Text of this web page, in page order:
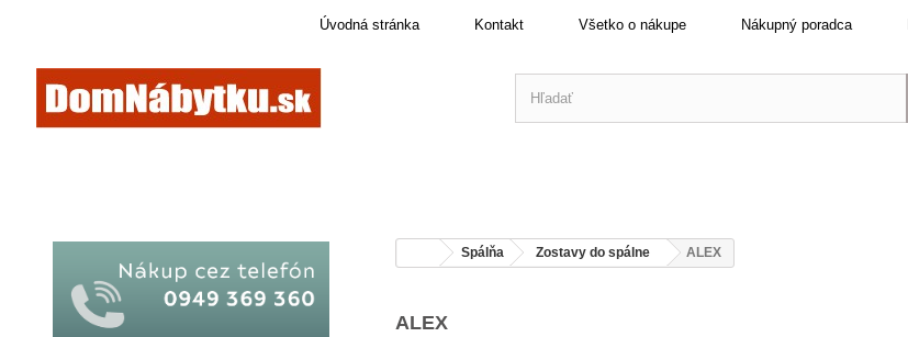
Úvodná stránka Kontakt Všetko o nákupe Nákupný poradca
Spálňa Zostavy do spálne ALEX
ALEX